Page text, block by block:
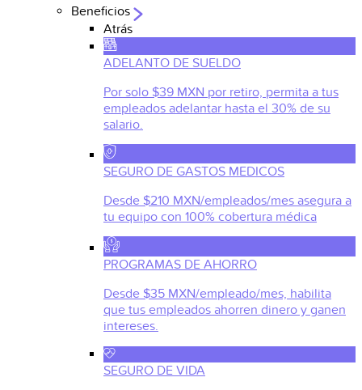
Beneficios
Atrás
ADELANTO DE SUELDO
Por solo $39 MXN por retiro, permita a tus
empleados adelantar hasta el 30% de su
salario.
SEGURO DE GASTOS MEDICOS
Desde $210 MXN/empleados/mes asegura a
tu equipo con 100% cobertura médica
PROGRAMAS DE AHORRO
Desde $35 MXN/empleado/mes, habilita
que tus empleados ahorren dinero y ganen
intereses.
SEGURO DE VIDA